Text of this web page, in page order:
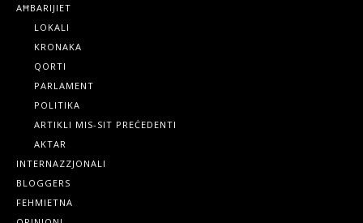
AĦBARIJIET
LOKALI
KRONAKA
QORTI
PARLAMENT
POLITIKA
ARTIKLI MIS-SIT PREĊEDENTI
AKTAR
INTERNAZZJONALI
BLOGGERS
FEHMIETNA